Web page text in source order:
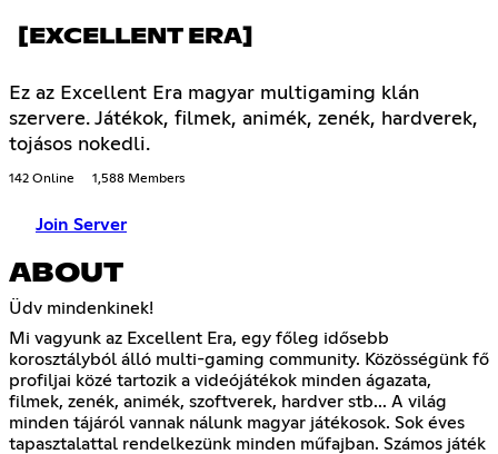
[EXCELLENT ERA]
Ez az Excellent Era magyar multigaming klán
szervere. Játékok, filmek, animék, zenék, hardverek,
tojásos nokedli.
142 Online 1,588 Members
Join Server
ABOUT
Üdv mindenkinek!
Mi vagyunk az Excellent Era, egy főleg idősebb
korosztályból álló multi-gaming community. Közösségünk fő
profiljai közé tartozik a videójátékok minden ágazata,
filmek, zenék, animék, szoftverek, hardver stb... A világ
minden tájáról vannak nálunk magyar játékosok. Sok éves
tapasztalattal rendelkezünk minden műfajban. Számos játék